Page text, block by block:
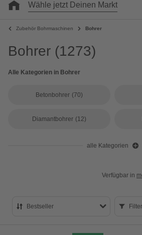
Wähle jetzt Deinen Markt
Zubehör Bohrmaschinen Bohrer
Bohrer (1273)
Alle Kategorien in Bohrer
Betonbohrer (70)
Diamantbohrer (12)
alle Kategorien
Verfügbar in
Bestseller